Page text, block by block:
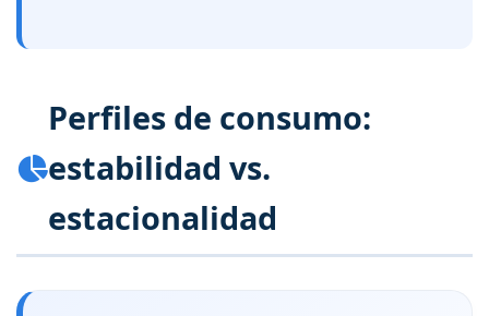
Perfiles de consumo:
estabilidad vs.
estacionalidad